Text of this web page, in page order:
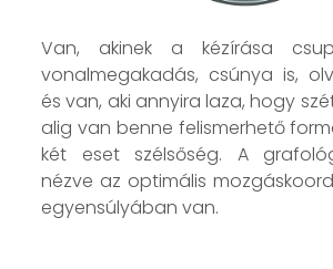
Van, akinek a kézírása
vonalmegakadás, csúnya is,
és van, aki annyira laza, hogy
alig van benne felismerhető
két eset szélsőség. A
nézve az optimális
egyensúlyában van.